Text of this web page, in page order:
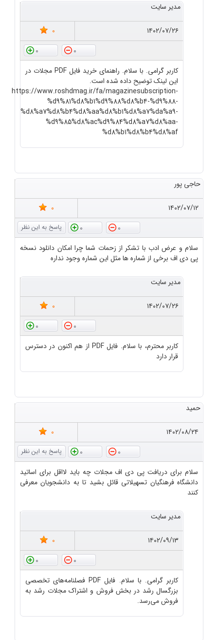
مدیر سایت
۱۴۰۲/۰۷/۲۶
0
0
0
کاربر گرامی. با سلام. راهنمای خرید فایل PDF مجلات در
این لینک توضیح داده شده است.
https://www.roshdmag.ir/fa/magazinesubscription-
%d9%81%d8%b1%d9%88%d8%b4-%d9%88-
%d8%a7%d8%b4%d8%aa%d8%b1%d8%a7%da%a9-
%d9%85%d8%ac%d9%84%d8%a7%d8%aa-
%d8%b1%d8%b4%d8%af
حاجی پور
۱۴۰۲/۰۷/۱۲
0
0
0
سلام و عرض ادب با تشکر از زحمات شما چرا امکان دانلود نسخه
پی دی اف برخی از شماره ها مثل این شماره وجود نداره
مدیر سایت
۱۴۰۲/۰۷/۲۶
0
0
0
کاربر محترم، با سلام. فایل PDF از هم اکنون در دسترس
قرار دارد
حمید
۱۴۰۲/۰۸/۲۴
0
0
0
سلام برای دریافت پی دی اف مجلات چه باید لااقل برای اساتید
دانشگاه فرهنگیان تسهیلاتی قائل بشید تا به دانشجویان معرفی
کنند
مدیر سایت
۱۴۰۲/۰۹/۱۳
0
0
0
کاربر گرامی. با سلام. فایل PDF فصلنامه‌های تخصصی
بزرگسال رشد در بخش فروش و اشتراک مجلات رشد به
فروش می‌رسد.